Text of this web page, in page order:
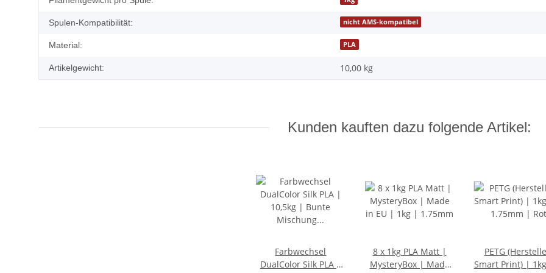
Spulen-Kompatibilität: nicht AMS-kompatibel
Material: PLA
Artikelgewicht: 10,00 kg
Kunden kauften dazu folgende Artikel:
Farbwechsel
DualColor Silk PLA |
8 x 1kg PLA Matt |
MysteryBox | Made
PETG
Smart Print) |